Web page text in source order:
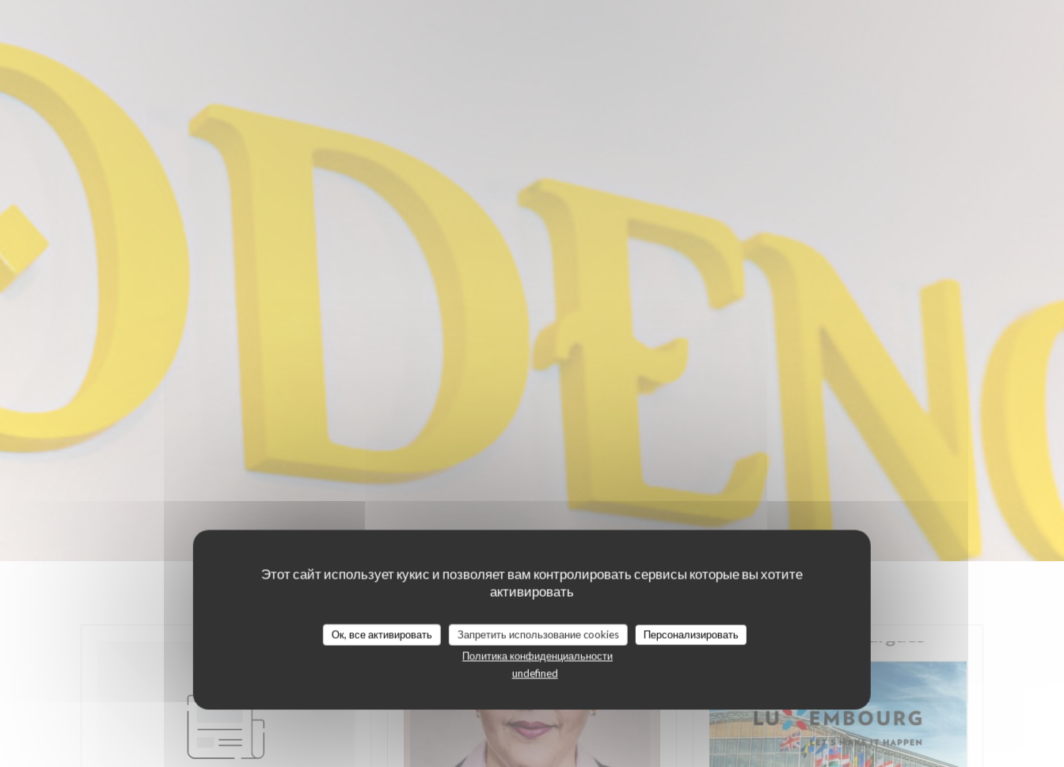
Этот сайт использует кукис и позволяет вам контролировать сервисы которые вы хотите
активировать
Ок, все активировать Запретить использование cookies
Персонализировать
Политика конфиденциальности
undefined